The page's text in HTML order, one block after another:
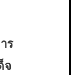
ร
จ